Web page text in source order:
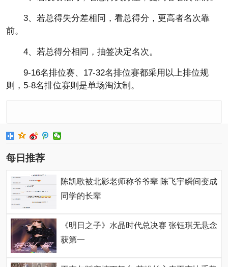
3、若总得失分差相同，看总得分，更高者名次靠
前。
4、若总得分相同，抽签决定名次。
9-16名排位赛、17-32名排位赛都采用以上排位规
则，5-8名排位赛则是单场淘汰制。
每日推荐
陈凯歌被北影老师称爷爷辈 陈飞宇瞬间变成
同学的长辈
《明日之子》水晶时代总决赛 张钰琪无悬念
获第一